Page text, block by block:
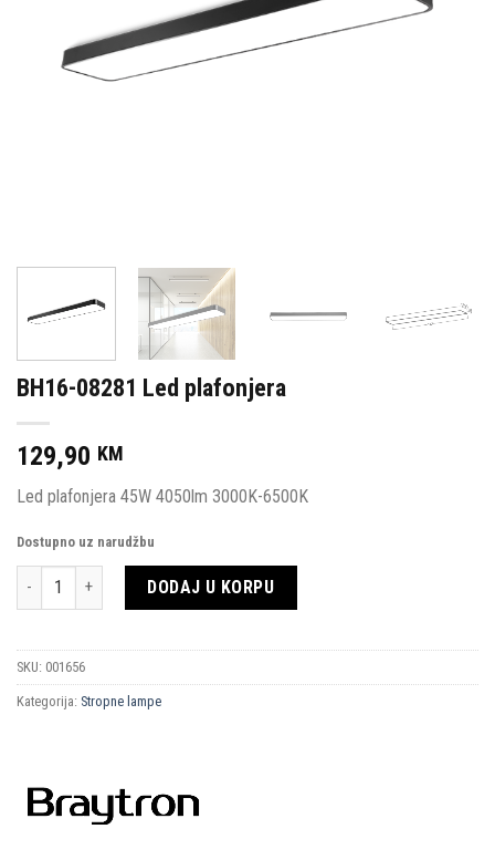
BH16-08281 Led plafonjera
129,90 KM
Led plafonjera 45W 4050lm 3000K-6500K
Dostupno uz narudžbu
Količina DODAJ U KORPU
SKU: 001656
Kategorija: Stropne lampe